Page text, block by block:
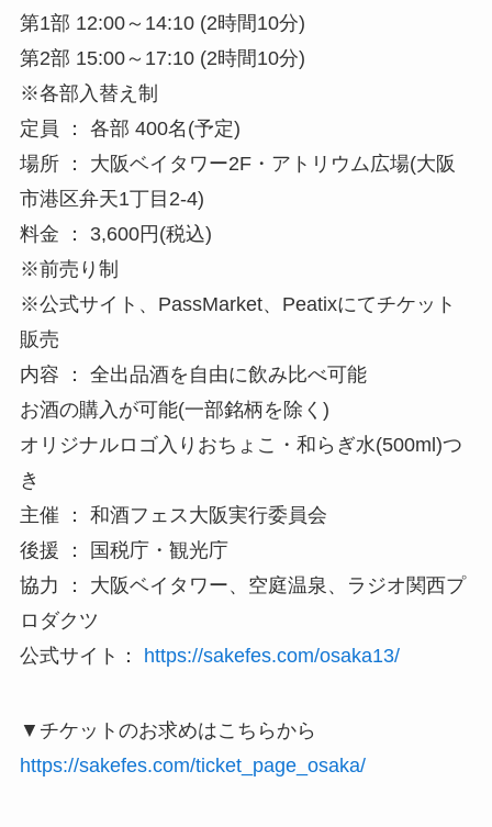
第1部 12:00～14:10 (2時間10分)
第2部 15:00～17:10 (2時間10分)
※各部入替え制
定員 ： 各部 400名(予定)
場所 ： 大阪ベイタワー2F・アトリウム広場(大阪
市港区弁天1丁目2-4)
料金 ： 3,600円(税込)
※前売り制
※公式サイト、PassMarket、Peatixにてチケット
販売
内容 ： 全出品酒を自由に飲み比べ可能
お酒の購入が可能(一部銘柄を除く)
オリジナルロゴ入りおちょこ・和らぎ水(500ml)つ
き
主催 ： 和酒フェス大阪実行委員会
後援 ： 国税庁・観光庁
協力 ： 大阪ベイタワー、空庭温泉、ラジオ関西プ
ロダクツ
公式サイト： https://sakefes.com/osaka13/
▼チケットのお求めはこちらから
https://sakefes.com/ticket_page_osaka/